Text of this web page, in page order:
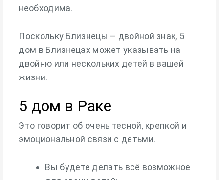
необходима.
Поскольку Близнецы – двойной знак, 5
дом в Близнецах может указывать на
двойню или нескольких детей в вашей
жизни.
5 дом в Раке
Это говорит об очень тесной, крепкой и
эмоциональной связи с детьми.
Вы будете делать всё возможное